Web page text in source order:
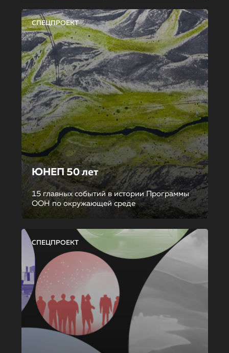
СПЕЦПРОЕКТ
ЮНЕП 50 лет
15 главных событий в истории Программы
ООН по окружающей среде
СПЕЦПРОЕКТ